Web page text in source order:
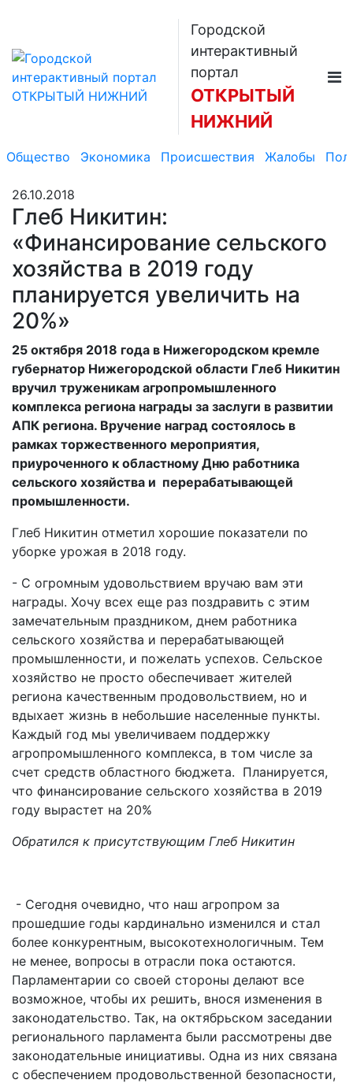
Городской
интерактивный
портал
ОТКРЫТЫЙ
НИЖНИЙ
Общество Экономика Происшествия Жалобы
26.10.2018
Глеб Никитин:
«Финансирование сельского
хозяйства в 2019 году
планируется увеличить на
20%»
25 октября 2018 года в Нижегородском кремле
губернатор Нижегородской области Глеб Никитин
вручил труженикам агропромышленного
комплекса региона награды за заслуги в развитии
АПК региона. Вручение наград состоялось в
рамках торжественного мероприятия,
приуроченного к областному Дню работника
сельского хозяйства и перерабатывающей
промышленности.
Глеб Никитин отметил хорошие показатели по
уборке урожая в 2018 году.
- С огромным удовольствием вручаю вам эти
награды. Хочу всех еще раз поздравить с этим
замечательным праздником, днем работника
сельского хозяйства и перерабатывающей
промышленности, и пожелать успехов. Сельское
хозяйство не просто обеспечивает жителей
региона качественным продовольствием, но и
вдыхает жизнь в небольшие населенные пункты.
Каждый год мы увеличиваем поддержку
агропромышленного комплекса, в том числе за
счет средств областного бюджета. Планируется,
что финансирование сельского хозяйства в 2019
году вырастет на 20%
Обратился к присутствующим Глеб Никитин
- Сегодня очевидно, что наш агропром за
прошедшие годы кардинально изменился и стал
более конкурентным, высокотехнологичным. Тем
не менее, вопросы в отрасли пока остаются.
Парламентарии со своей стороны делают все
возможное, чтобы их решить, внося изменения в
законодательство. Так, на октябрьском заседании
регионального парламента были рассмотрены две
законодательные инициативы. Одна из них связана
с обеспечением продовольственной безопасности,